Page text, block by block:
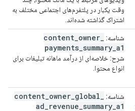
وقت یکبار در پلتفرم‌های اجتماعی مختلف به
اشتراک گذاشته شده‌اند.
شناسه: content owner
payments summary a1
شرح: خلاصه‌ای از درآمد ماهانه تبلیغات برای
انواع محتوا.
شناسه: content owner global
ad revenue summary a1